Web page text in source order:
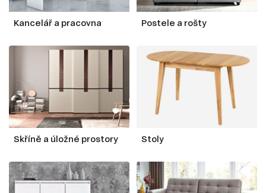
Kancelář a pracovna Postele a rošty
Skříně a úložné prostory Stoly